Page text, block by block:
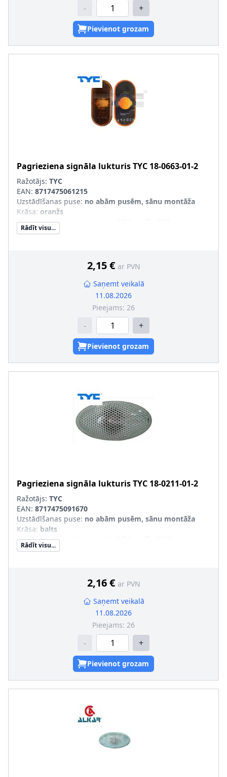
- +
Pievienot grozam
Pagrieziena signāla lukturisTYC 18-0663-01-2
Ražotājs: TYC
EAN: 8717475061215
Uzstādīšanas puse: no abām pusēm, sānu montāža
Krāsa: oranžs
Ekspluatācijas atļaujas veids
Rādīt visu...
2,15 € ar PVN
Saņemt veikalā
11.08.2026
Pieejams: 26
- +
Pievienot grozam
Pagrieziena signāla lukturisTYC 18-0211-01-2
Ražotājs: TYC
EAN: 8717475091670
Uzstādīšanas puse: no abām pusēm, sānu montāža
Krāsa: balts
Ekspluatācijas atļaujas veids
Papildus artikuls/Papildus informācija
Rādīt visu...
2,16 € ar PVN
Saņemt veikalā
11.08.2026
Pieejams: 26
- +
Pievienot grozam